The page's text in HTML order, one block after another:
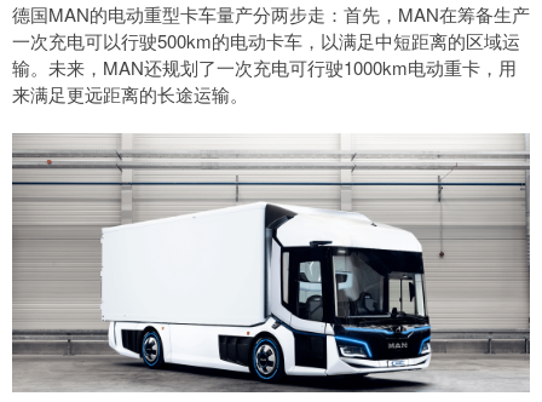
德国MAN的电动重型卡车量产分两步走：首先，MAN在筹备生产
一次充电可以行驶500km的电动卡车，以满足中短距离的区域运
输。未来，MAN还规划了一次充电可行驶1000km电动重卡，用
来满足更远距离的长途运输。